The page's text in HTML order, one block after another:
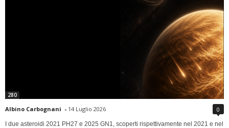
280
Albino Carbognani - 14 Luglio 2026 0
I due asteroidi 2021 PH27 e 2025 GN1, scoperti rispettivamente nel 2021 e nel